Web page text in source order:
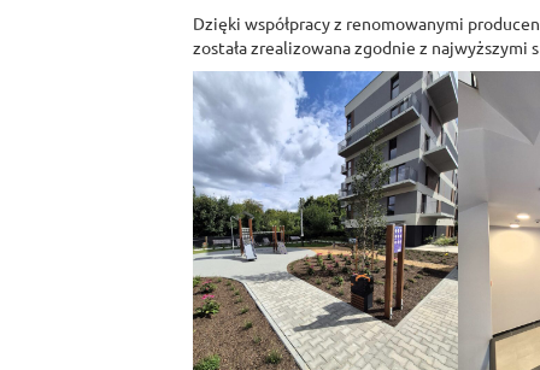
Dzięki współpracy z renomowanymi
została zrealizowana zgodnie z